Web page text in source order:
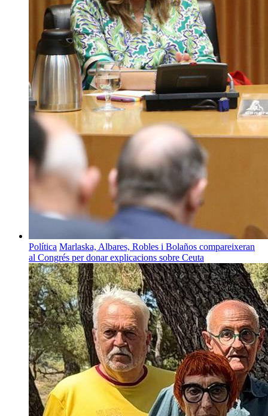
Política Marlaska, Albares, Robles i Bolaños compareixeran
al Congrés per donar explicacions sobre Ceuta